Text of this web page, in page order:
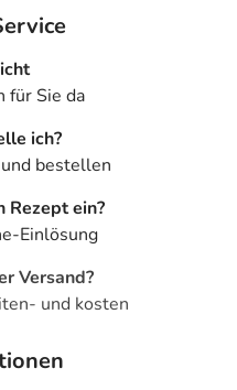
für Sie da
ich?
bestellen
Rezept ein?
Einlösung
Versand?
und kosten